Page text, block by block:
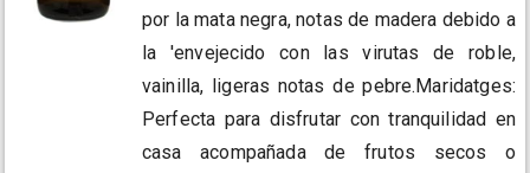
por la mata negra, notas de madera debido a
la 'envejecido con las virutas de roble,
vainilla, ligeras notas de pebre.Maridatges:
Perfecta para disfrutar con tranquilidad en
casa acompañada de frutos secos o